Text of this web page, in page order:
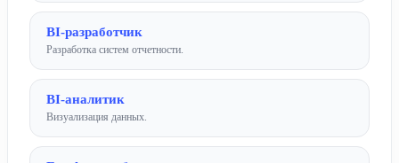
BI-разработчик
Разработка систем отчетности.
BI-аналитик
Визуализация данных.